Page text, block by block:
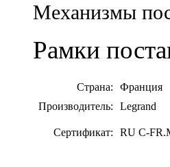
Механизмы
Рамки
Страна:
Франция
Производитель:
Legrand
Сертификат: RU C-